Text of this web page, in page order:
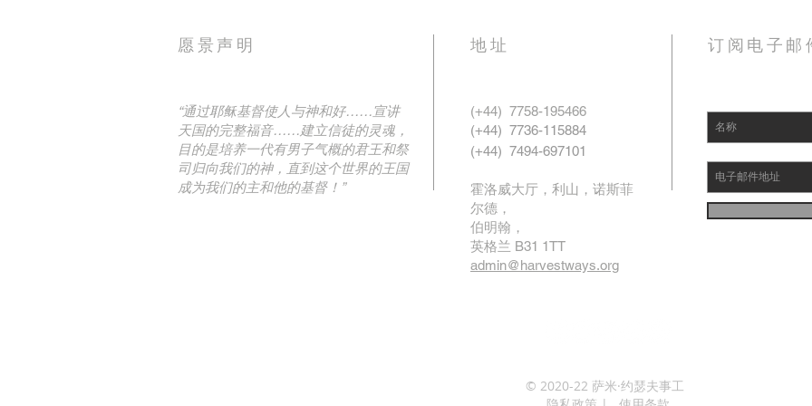
愿景声明
“通过耶稣基督使人与神和好……宣讲
天国的完整福音……建立信徒的灵魂，
目的是培养一代有男子气概的君王和祭
司归向我们的神，直到这个世界的王国
成为我们的主和他的基督！”
地址
(+44) 7758-195466
(+44) 7736-115884
(+44) 7494-697101
霍洛威大厅，利山，诺斯菲
尔德，
伯明翰，
英格兰 B31 1TT
admin@harvestways.org
订阅电子邮
© 2020-22 萨米·约瑟夫事工